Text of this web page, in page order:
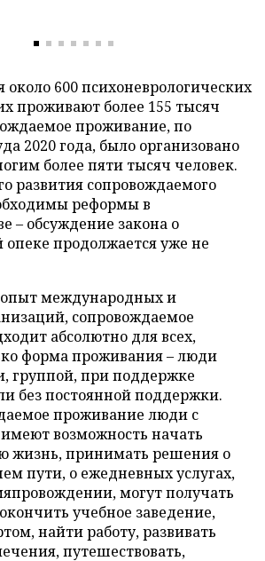
около 600 психоневрологических
проживают более 155 тысяч
проживание, по
2020 года, было организовано
более пяти тысяч человек.
развития сопровождаемого
реформы в
– обсуждение закона о
продолжается уже не
опыт международных и
сопровождаемое
абсолютно для всех,
форма проживания – люди
группой, при поддержке
без постоянной поддержки.
проживание люди с
возможность начать
жизнь, принимать решения о
пути, о ежедневных услугах,
могут получать
учебное заведение,
найти работу, развивать
путешествовать,